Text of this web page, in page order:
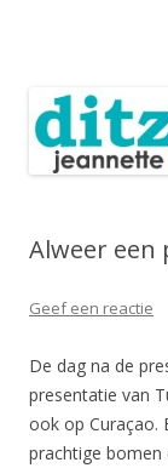
Alweer een
Geef een reactie
De dag na de
presentatie van
ook op
prachtige bomen